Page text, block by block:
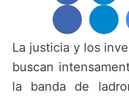
La justicia y los
buscan
la banda de